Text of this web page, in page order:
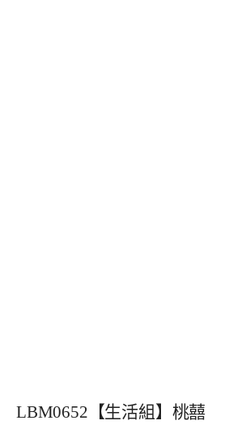
LBM0652【生活組】桃囍